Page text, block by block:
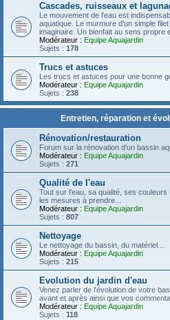
Cascades, ruisseaux et
Le mouvement de l'eau est
aquatique. Le murmure d'un simple
imaginaire. Un bienfait au sens propre
Modérateur : Equipe Aquajardin
Sujets : 178
Trucs et astuces
Les trucs et astuces pour une bonne
Modérateur : Equipe Aquajardin
Sujets : 238
Entretien, réparation et
Rénovation/restauration
Forum sur la rénovation d'un bassin
Modérateur : Equipe Aquajardin
Sujets : 271
Qualité de l'eau
Tout sur l'eau, sa qualité, ses
les mesures à prendre...
Modérateur : Equipe Aquajardin
Sujets : 807
Nettoyage
Le nettoyage du bassin, du matériel...
Modérateur : Equipe Aquajardin
Sujets : 215
Evolution du jardin d'eau
Venez parler de l'évolution de votre
avant et après ainsi que vos
Modérateur : Equipe Aquajardin
Sujets : 118